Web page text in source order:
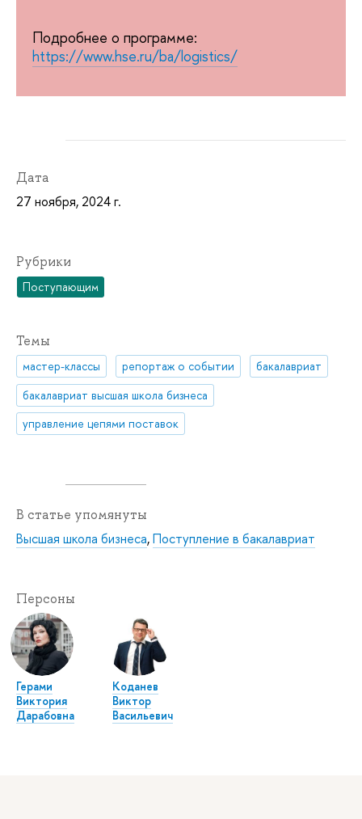
Подробнее о программе:
https://www.hse.ru/ba/logistics/
Дата
27 ноября, 2024 г.
Рубрики
Поступающим
Темы
мастер-классы репортаж о событии
бакалавриат
бакалавриат высшая школа бизнеса
управление цепями поставок
В статье упомянуты
Высшая школа бизнеса,Поступление в бакалавриат
Персоны
Герами
Виктория
Дарабовна
Коданев
Виктор
Васильевич